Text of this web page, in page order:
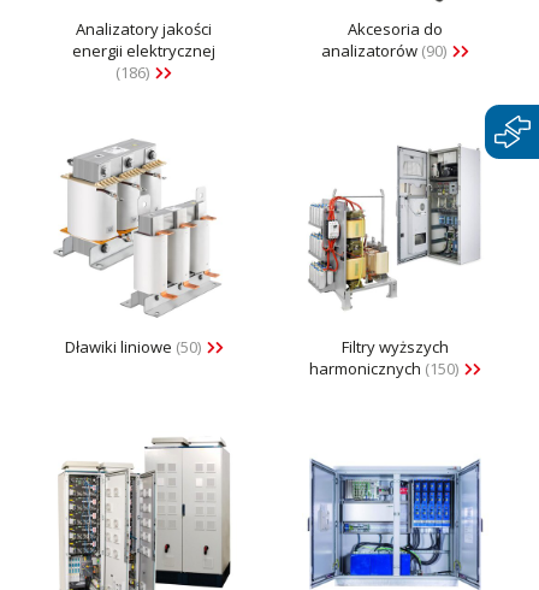
Analizatory jakości
energii elektrycznej
(186)
Akcesoria do
analizatorów (90)
Dławiki liniowe (50)
Filtry wyższych
harmonicznych (150)